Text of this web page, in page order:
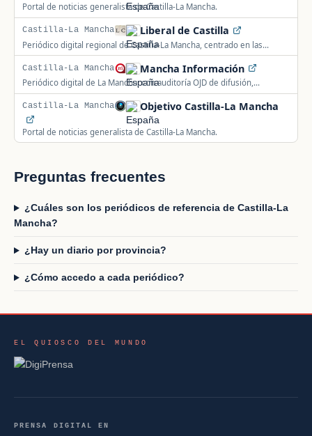
Portal de noticias generalista de Castilla-La Mancha.
Liberal de Castilla
Castilla-La Mancha
Periódico digital regional de Castilla-La Mancha, centrado en las
provincias de Cuenca y Guadalajara, con un extenso archivo
audiovisual de tradiciones locales.Mancha Información
Castilla-La Mancha
Periódico digital de La Mancha, con auditoría OJD de difusión,
centrado en las provincias de Ciudad Real y Toledo.
Objetivo Castilla-La Mancha
Castilla-La Mancha
Portal de noticias generalista de Castilla-La Mancha.
Preguntas frecuentes
¿Cuáles son los periódicos de referencia de Castilla-La
Mancha?
¿Hay un diario por provincia?
¿Cómo accedo a cada periódico?
EL QUIOSCO DEL MUNDO
PRENSA DIGITAL EN